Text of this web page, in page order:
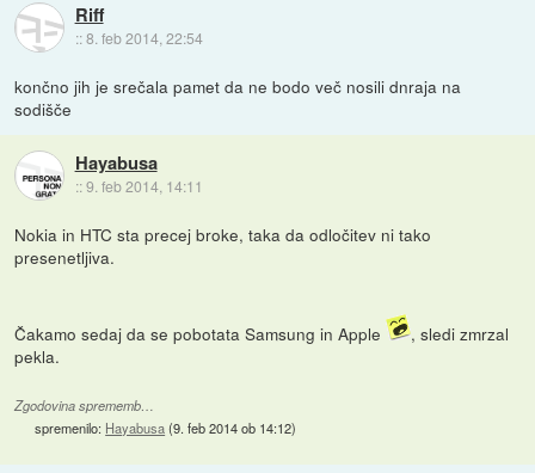
Riff
::8. feb 2014, 22:54
končno jih je srečala pamet da ne bodo več nosili dnraja na
sodišče
Hayabusa
::9. feb 2014, 14:11
Nokia in HTC sta precej broke, taka da odločitev ni tako
presenetljiva.
Čakamo sedaj da se pobotata Samsung in Apple
, sledi zmrzal
pekla.
Zgodovina sprememb…
spremenilo: Hayabusa(9. feb 2014 ob 14:12)